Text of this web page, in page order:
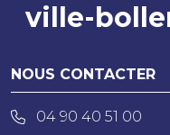
ville-
NOUS CONTACTER
04 90 40 51 00